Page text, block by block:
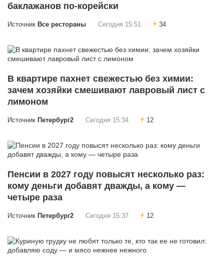
баклажанов по-корейски
Источник Все рестораны Сегодня 15:51 34
В квартире пахнет свежестью без химии:
зачем хозяйки смешивают лавровый лист с
лимоном
Источник Петербург2 Сегодня 15:34 12
Пенсии в 2027 году повысят несколько раз:
кому деньги добавят дважды, а кому —
четыре раза
Источник Петербург2 Сегодня 15:37 12